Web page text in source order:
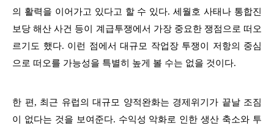
의 활력을 이어가고 있다고 할 수 있다. 세월호 사태나 통합진
보당 해산 사건 등이 계급투쟁에서 가장 중요한 쟁점으로 떠오
르기도 했다. 이런 점에서 대규모 작업장 투쟁이 저항의 중심
으로 떠오를 가능성을 특별히 높게 볼 수는 없을 것이다.
한 편, 최근 유럽의 대규모 양적완화는 경제위기가 끝날 조짐
이 없다는 것을 보여준다. 수익성 악화로 인한 생산 축소와 투